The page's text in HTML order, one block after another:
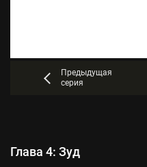
Предыдущая
серия
Глава 4: Зуд